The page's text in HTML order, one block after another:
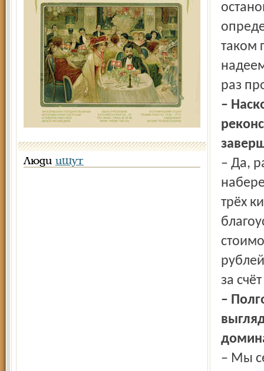
Люди ищут
таком
раз
–
– Да,
трёх
за
–
– Мы